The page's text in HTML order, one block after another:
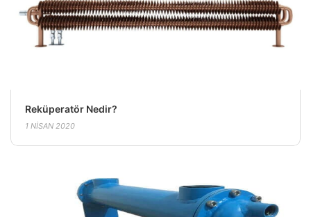
Reküperatör Nedir?
1 NISAN 2020